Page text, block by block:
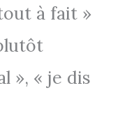
à fait »
», « je dis